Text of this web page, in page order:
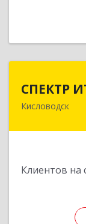
СПЕКТР
Кисловодск
Клиентов на
357736,